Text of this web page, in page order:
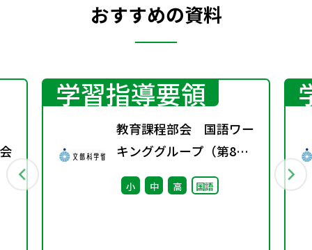
おすすめの資料
学習指導要領
教育課程部会 国語ワー
キンググループ（第8
回） 配付資料
小 中 高 国語